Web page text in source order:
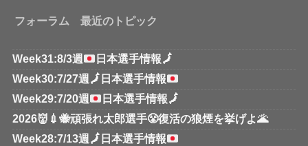
フォーラム 最近のトピック
Week31:8/3週 日本選手情報🗾
Week30:7/27週 🗾 日本選手情報
Week29:7/20週
日本選手情報🗾
2026👹💉🐝頑張れ太郎選手😤復活の狼煙を挙げよ🌋
Week28:7/13週 🗾 日本選手情報